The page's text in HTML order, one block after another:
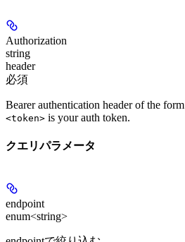
Authorization
string
header
必須
Bearer authentication header of the form
<token> is your auth token.
クエリパラメータ
endpoint
enum<string>